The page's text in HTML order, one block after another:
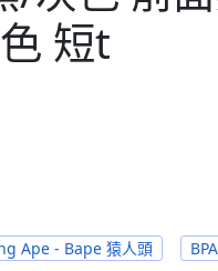
短t
Ape - Bape 猿人頭